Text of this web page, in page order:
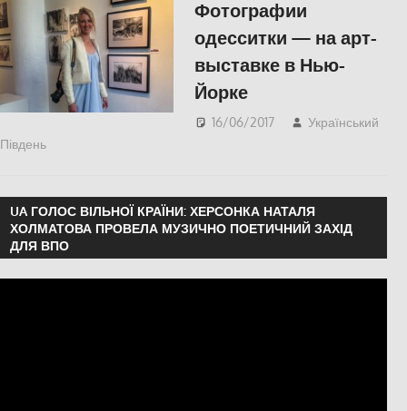
Фотографии
одесситки — на арт-
выставке в Нью-
Йорке
16/06/2017
Український
Південь
UA ГОЛОС ВІЛЬНОЇ КРАЇНИ: ХЕРСОНКА НАТАЛЯ
ХОЛМАТОВА ПРОВЕЛА МУЗИЧНО ПОЕТИЧНИЙ ЗАХІД
ДЛЯ ВПО